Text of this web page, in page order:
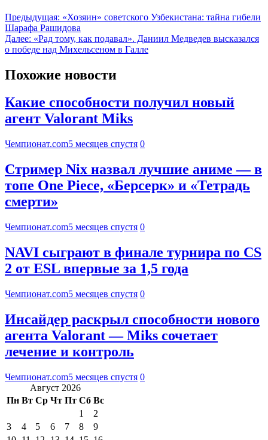
Предыдущая: «Хозяин» советского Узбекистана: тайна гибели
Шарафа Рашидова
Далее: «Рад тому, как подавал». Даниил Медведев высказался
о победе над Михельсеном в Галле
Похожие новости
Какие способности получил новый
агент Valorant Miks
Чемпионат.com5 месяцев спустя 0
Стример Nix назвал лучшие аниме — в
топе One Piece, «Берсерк» и «Тетрадь
смерти»
Чемпионат.com5 месяцев спустя 0
NAVI сыграют в финале турнира по CS
2 от ESL впервые за 1,5 года
Чемпионат.com5 месяцев спустя 0
Инсайдер раскрыл способности нового
агента Valorant — Miks сочетает
лечение и контроль
Чемпионат.com5 месяцев спустя 0
Август 2026
Пн Вт Ср Чт Пт Сб Вс
1
2
3
4 5 6 7 8
9